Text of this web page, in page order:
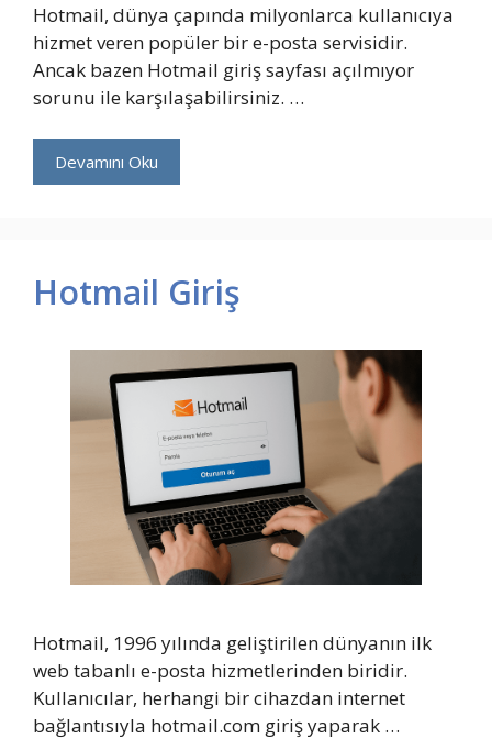
Hotmail, dünya çapında milyonlarca kullanıcıya
hizmet veren popüler bir e-posta servisidir.
Ancak bazen Hotmail giriş sayfası açılmıyor
sorunu ile karşılaşabilirsiniz. …
Devamını Oku
Hotmail Giriş
Hotmail, 1996 yılında geliştirilen dünyanın ilk
web tabanlı e-posta hizmetlerinden biridir.
Kullanıcılar, herhangi bir cihazdan internet
bağlantısıyla hotmail.com giriş yaparak …